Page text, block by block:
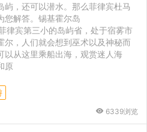
，还可以潜水。那么菲律宾杜马
您解答。锡基霍尔岛
律宾第三小的岛屿省，处于宿雾市
尔，人们就会想到巫术以及神秘而
以从这里乘船出海，观赏迷人海
原
6339浏览